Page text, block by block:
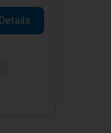
Details